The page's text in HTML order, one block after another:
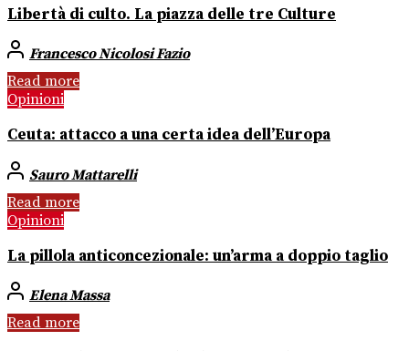
Libertà di culto. La piazza delle tre Culture
Francesco Nicolosi Fazio
Read more
Opinioni
Ceuta: attacco a una certa idea dell’Europa
Sauro Mattarelli
Read more
Opinioni
La pillola anticoncezionale: un’arma a doppio taglio
Elena Massa
Read more